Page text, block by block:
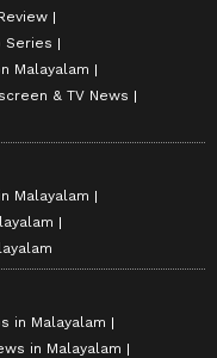
Series
Malayalam
& TV News
Malayalam
in Malayalam
in Malayalam